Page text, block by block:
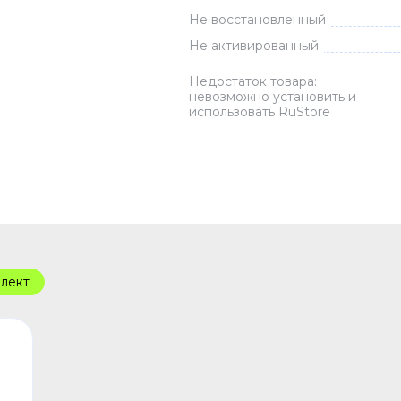
Зарядные
Внешние
Не восстановленный
Не активированный
Недостаток товара:
невозможно установить и
использовать RuStore